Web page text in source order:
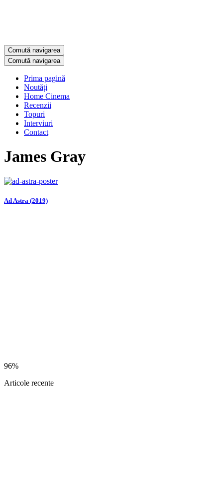
Comută navigarea
Comută navigarea
Prima pagină
Noutăți
Home Cinema
Recenzii
Topuri
Interviuri
Contact
James Gray
Ad Astra (2019)
96%
Articole recente